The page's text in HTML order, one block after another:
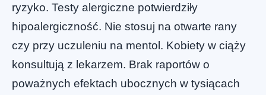
ryzyko. Testy alergiczne potwierdziły
hipoalergiczność. Nie stosuj na otwarte rany
czy przy uczuleniu na mentol. Kobiety w ciąży
konsultują z lekarzem. Brak raportów o
poważnych efektach ubocznych w tysiącach